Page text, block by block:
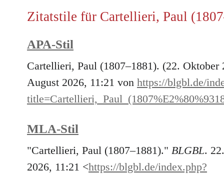
Zitatstile für Cartellieri, Paul
APA-Stil
Cartellieri, Paul (1807–1881). (22.
August 2026, 11:21 von https://blgbl.de/
MLA-Stil
"Cartellieri, Paul (1807–1881)." BLGBL.
2026, 11:21 <https://blgbl.de/index.php?